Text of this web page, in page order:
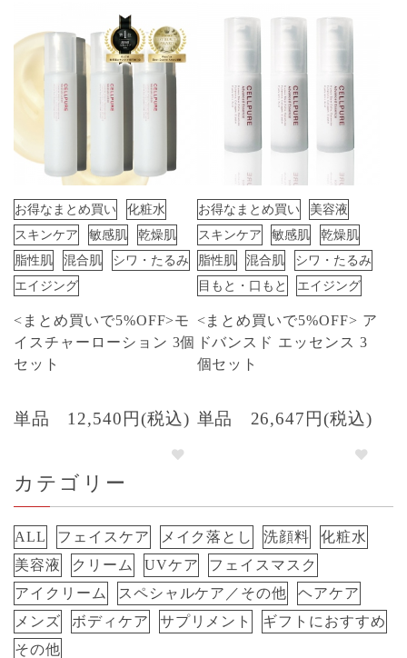
お得なまとめ買い
化粧水
スキンケア
敏感肌
乾燥肌
脂性肌
混合肌
シワ・たるみ
エイジング
<まとめ買いで5%OFF>モ
イスチャーローション 3個
セット
単品 12,540円(税込)
お得なまとめ買い
美容液
スキンケア
敏感肌
乾燥肌
脂性肌
混合肌
シワ・たるみ
目もと・口もと
エイジング
<まとめ買いで5%OFF> ア
ドバンスド エッセンス 3
個セット
単品 26,647円(税込)
カテゴリー
ALL フェイスケア メイク落とし 洗顔料
化粧水
美容液
クリーム UVケア
フェイスマスク
アイクリーム
スペシャルケア／その他
ヘアケア
メンズ
ボディケア サプリメント
ギフトにおすすめ
その他